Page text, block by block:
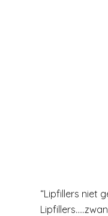
“Lipfillers niet